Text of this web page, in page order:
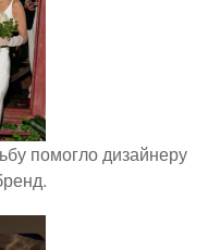
помогло дизайнеру